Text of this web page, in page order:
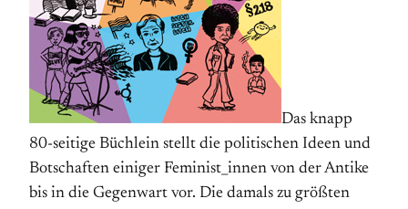
Das knapp
80-seitige Büchlein stellt die politischen Ideen und
Botschaften einiger Feminist_innen von der Antike
bis in die Gegenwart vor. Die damals zu größten